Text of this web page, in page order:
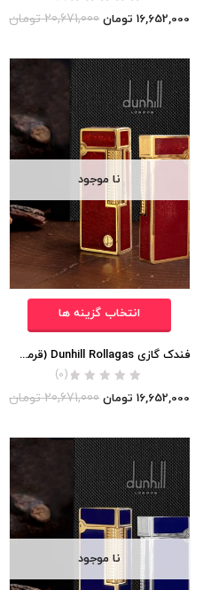
16,652,000 تومان 20,671,000 تومان
نا موجود
انتخاب گزینه ها
فندک گازی Dunhill Rollagas (قرمز لاکی) اورجینال
(0)
16,652,000 تومان 20,671,000 تومان
نا موجود